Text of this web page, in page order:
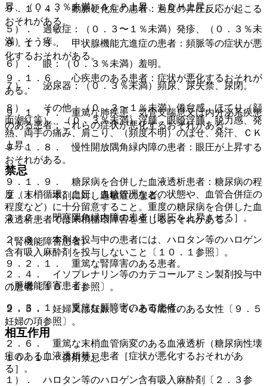
９．１．４． 動脈硬化症の患者：過度の昇圧反応が起こる
おそれがある。
９．１．５． 甲状腺機能亢進症の患者：頻脈等の症状が悪
化するおそれがある。
９．１．６． 心疾患のある患者：症状が悪化するおそれが
ある。
９．１．７． 重篤な肺疾患、気管支喘息又は内分泌系疾患
のある患者：これらの症状が悪化するおそれがある。
９．１．８． 慢性開放隅角緑内障の患者：眼圧が上昇する
おそれがある。
９．１．９． 糖尿病を合併した血液透析患者：糖尿病の程
度（末梢循環、血圧、血糖管理などの状態や、血管合併症の
程度など）に十分留意すること。重度の糖尿病を合併した血
液透析患者では末梢循環障害を生じるおそれがある。
（腎機能障害患者）
９．２．１． 重篤な腎障害のある患者。
（肝機能障害患者）
９．３．１． 重篤な肝障害のある患者。
相互作用
１０．１． 併用禁忌：
１）． ハロタン等のハロゲン含有吸入麻酔剤〔２．３参
昇、（０．３％未満）ＡＬＰ上昇、ＬＤＨ上昇。
５）． 過敏症：（０．３〜１％未満）発疹、（０．３％未
満）そう痒。
６）． 眼：（０．３％未満）羞明。
７）． 泌尿器：（０．３％未満）頻尿、尿失禁、尿閉。
８）． その他：（０．３〜１％未満）倦怠感、ほてり（顔
面潮紅等）、（０．３％未満）浮腫、眼瞼浮腫、脱力感、発
熱、両手の痛み、肩こり、（頻度不明）のぼせ、発汗、ＣＫ
上昇。
禁忌
２．１． 本剤に対し過敏症の患者。
２．２． 閉塞隅角緑内障の患者［眼圧を上昇させる］。
２．３． 本剤を投与中の患者には、ハロタン等のハロゲン
含有吸入麻酔剤を投与しないこと〔１０．１参照〕。
２．４． イソプレナリン等のカテコールアミン製剤投与中
の患者〔１０．１参照〕。
２．５． 妊婦又は妊娠している可能性のある女性〔９．５
妊婦の項参照〕。
２．６． 重篤な末梢血管病変のある血液透析（糖尿病性壊
疽のある血液透析等）患者［症状が悪化するおそれがあ
る］。